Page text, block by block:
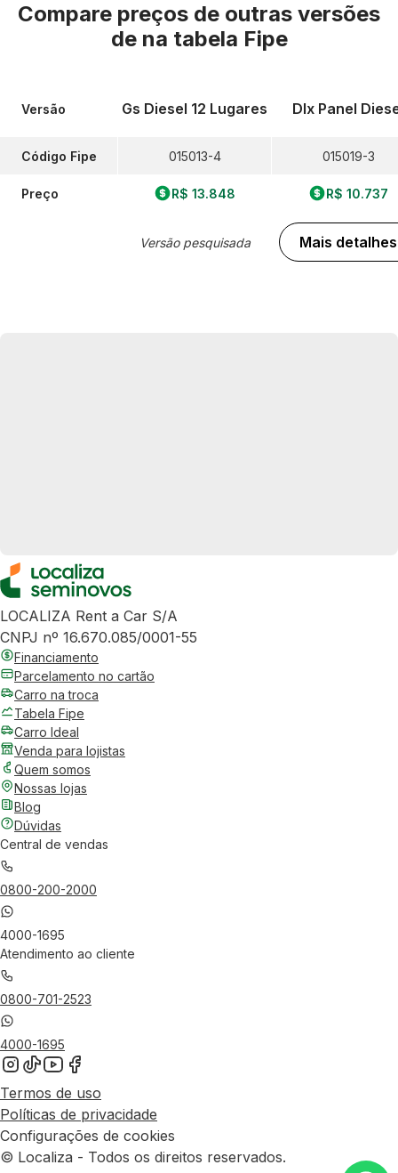
Compare preços de outras versões
de na tabela Fipe
Versão
Código Fipe
Preço
Gs Diesel 12 Lugares
015013-4
R$ 13.848
Versão pesquisada
Dlx Panel
015019-3
R$ 10.737
Mais detalhes
LOCALIZA Rent a Car S/A
CNPJ nº 16.670.085/0001-55
Financiamento
Parcelamento no cartão
Carro na troca
Tabela Fipe
Carro Ideal
Venda para lojistas
Quem somos
Nossas lojas
Blog
Dúvidas
Central de vendas
0800-200-2000
4000-1695
Atendimento ao cliente
0800-701-2523
4000-1695
Termos de uso
Políticas de privacidade
Configurações de cookies
© Localiza - Todos os direitos reservados.